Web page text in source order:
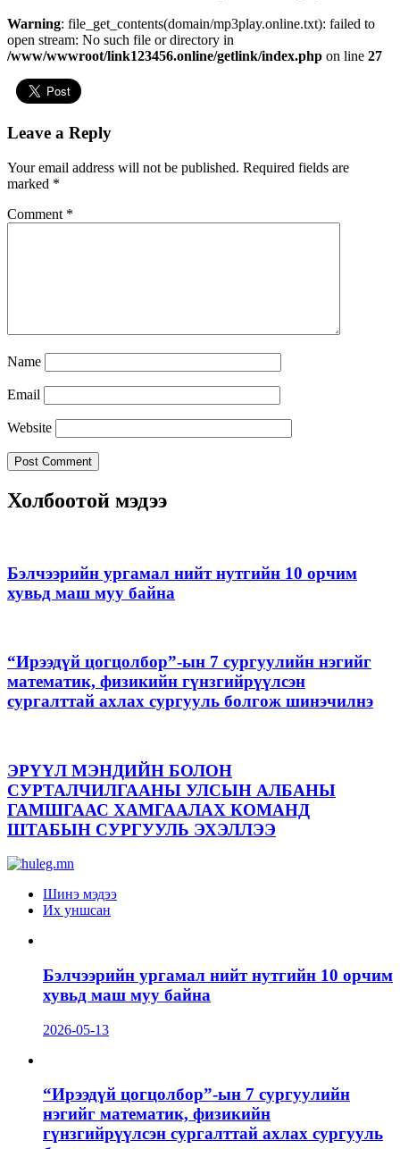
Warning: file_get_contents(domain/mp3play.online.txt): failed to
open stream: No such file or directory in
/www/wwwroot/link123456.online/getlink/index.php on line 27
Leave a Reply
Your email address will not be published. Required fields are
marked *
Comment *
Name
Email
Website
Холбоотой мэдээ
Бэлчээрийн ургамал нийт нутгийн 10 орчим
хувьд маш муу байна
“Ирээдүй цогцолбор”-ын 7 сургуулийн нэгийг
математик, физикийн гүнзгийрүүлсэн
сургалттай ахлах сургууль болгож шинэчилнэ
ЭРҮҮЛ МЭНДИЙН БОЛОН
СУРТАЛЧИЛГААНЫ УЛСЫН АЛБАНЫ
ГАМШГААС ХАМГААЛАХ КОМАНД
ШТАБЫН СУРГУУЛЬ ЭХЭЛЛЭЭ
Шинэ мэдээ
Их уншсан
Бэлчээрийн ургамал нийт нутгийн 10 орчим
хувьд маш муу байна
2026-05-13
“Ирээдүй цогцолбор”-ын 7 сургуулийн
нэгийг математик, физикийн
гүнзгийрүүлсэн сургалттай ахлах сургууль